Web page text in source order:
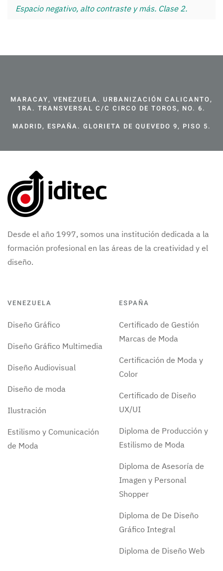
Espacio negativo, alto contraste y más. Clase 2.
MARACAY, VENEZUELA. URBANIZACIÓN CALICANTO,
1RA. TRANSVERSAL C/C CIRCO DE TOROS, NO. 6.
MADRID, ESPAÑA. GLORIETA DE QUEVEDO 9, PISO 5.
Desde el año 1997, somos una institución dedicada a la
formación profesional en las áreas de la creatividad y el
diseño.
VENEZUELA
Diseño Gráfico
Diseño Gráfico Multimedia
Diseño Audiovisual
Diseño de moda
Ilustración
Estilismo y Comunicación
de Moda
ESPAÑA
Certificado de Gestión
Marcas de Moda
Certificación de Moda y
Color
Certificado de Diseño
UX/UI
Diploma de Producción y
Estilismo de Moda
Diploma de Asesoría de
Imagen y Personal
Shopper
Diploma de De Diseño
Gráfico Integral
Diploma de Diseño Web